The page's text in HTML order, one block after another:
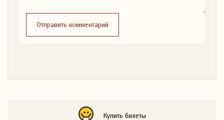
Отправить комментарий
Купить билеты